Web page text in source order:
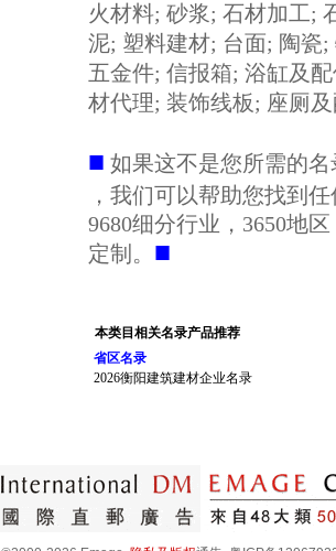
火材料; 砂浆; 石材加工;
泥; 塑料建材; 台面; 陶瓷
五金件; 信报箱; 浴缸及
材代理; 装饰线板; 座厕
■ 如果这不是您所需的
，我们可以帮助您找到
9680细分行业，3650地
定制。 ■
本类目相关名录产品推荐
省区名录
2026衡阳建筑建材企业名录